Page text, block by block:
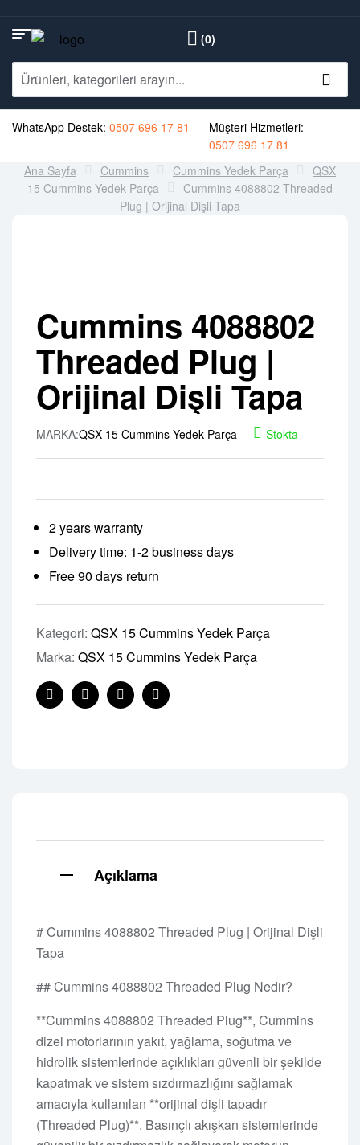
(0)
WhatsApp Destek: 0507 696 17 81
Müşteri Hizmetleri:
0507 696 17 81
Ana Sayfa
Cummins Cummins Yedek Parça
QSX
15 Cummins Yedek Parça
Cummins 4088802 Threaded
Plug | Orijinal Dişli Tapa
Cummins 4088802
Threaded Plug |
Orijinal Dişli Tapa
MARKA:QSX 15 Cummins Yedek Parça Stokta
2 years warranty
Delivery time: 1-2 business days
Free 90 days return
Kategori: QSX 15 Cummins Yedek Parça
Marka: QSX 15 Cummins Yedek Parça
FacebookTwitterLinkedinPinterest
Açıklama
# Cummins 4088802 Threaded Plug | Orijinal Dişli
Tapa
## Cummins 4088802 Threaded Plug Nedir?
**Cummins 4088802 Threaded Plug**, Cummins
dizel motorlarının yakıt, yağlama, soğutma ve
hidrolik sistemlerinde açıklıkları güvenli bir şekilde
kapatmak ve sistem sızdırmazlığını sağlamak
amacıyla kullanılan **orijinal dişli tapadır
(Threaded Plug)**. Basınçlı akışkan sistemlerinde